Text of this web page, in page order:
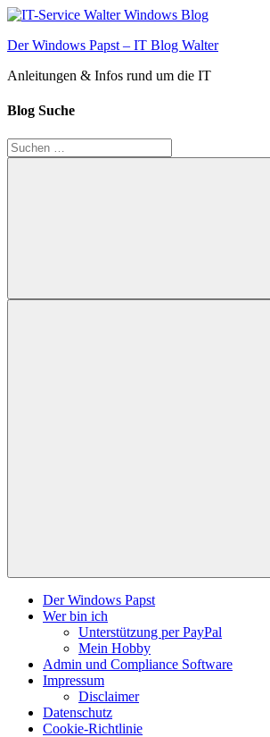
Zum
springen
Der Windows Papst – IT Blog Walter
Anleitungen & Infos rund um die IT
Blog Suche
Suchen
nach:
Suchen
Der Windows Papst
Wer bin ich
Unterstützung per PayPal
Mein Hobby
Admin und Compliance Software
Impressum
Disclaimer
Datenschutz
Cookie-Richtlinie